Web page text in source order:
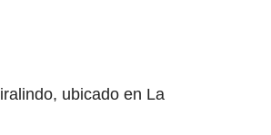
ubicado en La